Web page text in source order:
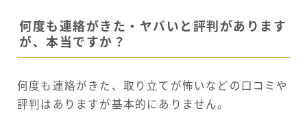
何度も連絡がきた・ヤバいと評判があります
が、本当ですか？
何度も連絡がきた、取り立てが怖いなどの口コミや
評判はありますが基本的にありません。